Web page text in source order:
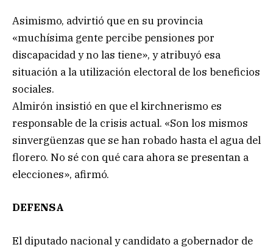
Asimismo, advirtió que en su provincia
«muchísima gente percibe pensiones por
discapacidad y no las tiene», y atribuyó esa
situación a la utilización electoral de los beneficios
sociales.
Almirón insistió en que el kirchnerismo es
responsable de la crisis actual. «Son los mismos
sinvergüenzas que se han robado hasta el agua del
florero. No sé con qué cara ahora se presentan a
elecciones», afirmó.
DEFENSA
El diputado nacional y candidato a gobernador de